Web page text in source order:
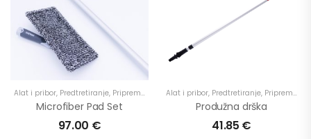
Alat i pribor, Predtretiranje, Priprema Proizvodi , Terase, U primjenu
Microfiber Pad Set
97.00 €
Alat i pribor, Predtretiranje, Priprema
Produžna drška
41.85 €